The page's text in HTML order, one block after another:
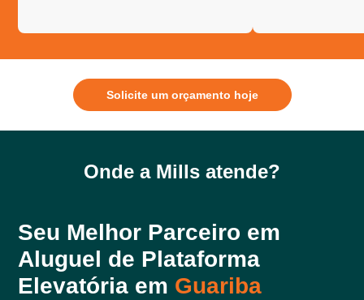
Solicite um orçamento hoje
Onde a Mills atende?
Seu Melhor Parceiro em
Aluguel de Plataforma
Elevatória em Guariba